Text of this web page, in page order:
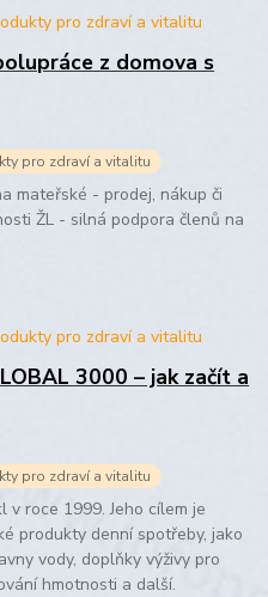
z domova s
pro zdraví a vitalitu
mateřské - prodej, nákup či
ŽL - silná podpora členů na
3000 – jak začít a
pro zdraví a vitalitu
v roce 1999. Jeho cílem je
produkty denní spotřeby, jako
vody, doplňky výživy pro
hmotnosti a další.